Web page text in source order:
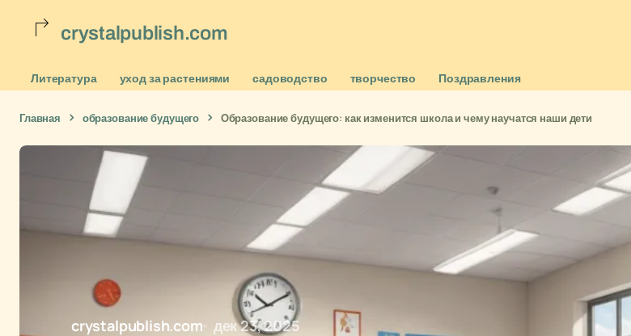
crystalpublish.com
Литература уход за растениями садоводство творчество Поздравления
Главная образование будущего Образование будущего: как изменится школа и чему научатся наши дети
crystalpublish.com дек 23, 2025